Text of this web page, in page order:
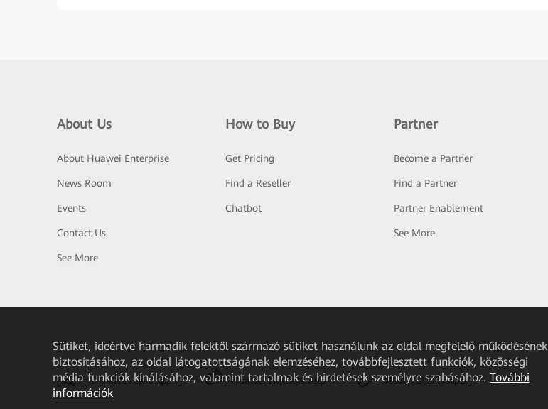
About Us
About Huawei Enterprise
News Room
Events
Contact Us
See More
How to Buy
Get Pricing
Find a Reseller
Chatbot
Partner
Become a Partner
Find a Partner
Partner Enablement
See More
HUAWEI eKit App Huawei HiKnow App HUAWEI eFly App
Sütiket, ideértve harmadik felektől származó sütiket használunk az oldal megfelelő működésének
biztosításához, az oldal látogatottságának elemzéséhez, továbbfejlesztett funkciók, közösségi
média funkciók kínálásához, valamint tartalmak és hirdetések személyre szabásához. További
információk